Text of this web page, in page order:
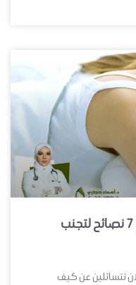
النوم بعد حقن البوتكس للوجه | 7 نصائح لتجنب
تتسائلين عن كيف